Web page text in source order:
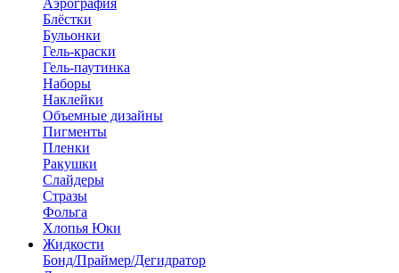
Аэрография
Блёстки
Бульонки
Гель-краски
Гель-паутинка
Наборы
Наклейки
Объемные дизайны
Пигменты
Пленки
Ракушки
Слайдеры
Стразы
Фольга
Хлопья Юки
Жидкости
Бонд/Праймер/Дегидратор